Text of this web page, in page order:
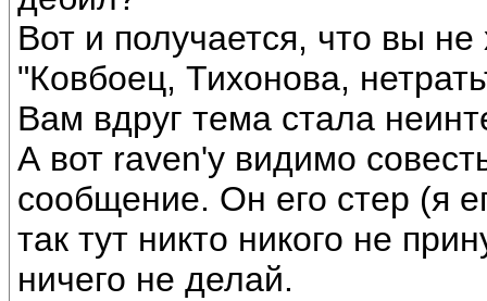
Вот и получается, что вы
"Ковбоец, Тихонова,
Вам вдруг тема стала
А вот raven'у видимо
сообщение. Он его стер (я
так тут никто никого не
ничего не делай.